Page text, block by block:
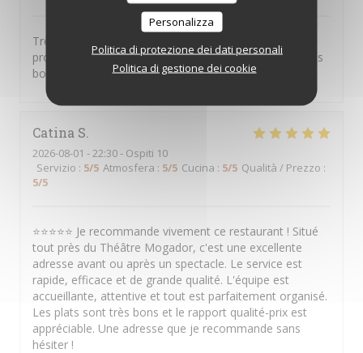
Personalizza
Politica di protezione dei dati personali
Politica di gestione dei cookie
Très bon restaurant, le personnel est bienveillant et
professionnel. Merci encore pour cet accueil et pour les
bons plats.
Catina S
2026-08-01 - 22:30 - Ospiti 10
Servizio : 5/5 Atmosfera : 5/5 Cucina : 5/5 Qualità / Prezzo :
5/5
⭐⭐⭐⭐⭐ Je recommande vivement ce restaurant ! Situé
tout près du Théâtre Mogador, c'est une excellente
adresse avant ou après un spectacle. Le service est
rapide, efficace et de grande qualité. L'équipe est
accueillante, attentive et tout est parfaitement organisé.
Les plats sont très bons et le rapport qualité-prix est
appréciable. Une adresse que je recommande sans
hésiter !